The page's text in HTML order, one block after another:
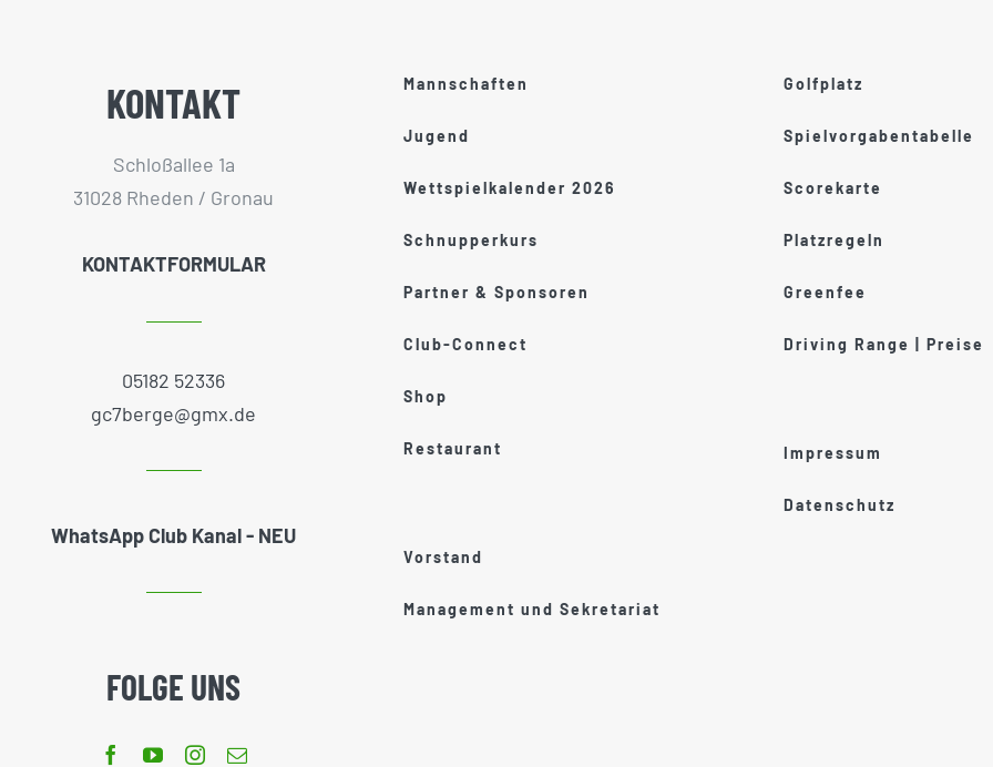
KONTAKT
Schloßallee 1a
31028 Rheden / Gronau
KONTAKTFORMULAR
05182 52336
gc7berge@gmx.de
WhatsApp Club Kanal - NEU
FOLGE UNS
Mannschaften
Jugend
Wettspielkalender 2026
Schnupperkurs
Partner & Sponsoren
Club-Connect
Shop
Restaurant
Vorstand
Management und Sekretariat
Golfplatz
Spielvorgabentabelle
Scorekarte
Platzregeln
Greenfee
Driving Range | Preise
Impressum
Datenschutz